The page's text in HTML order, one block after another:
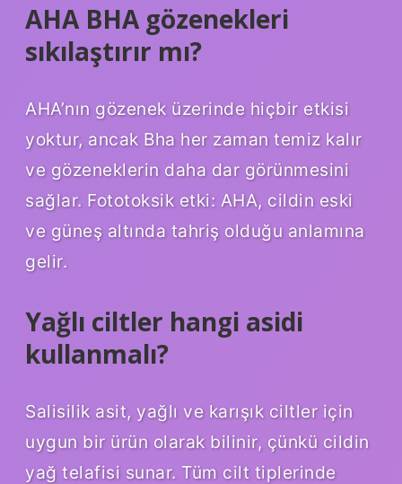
AHA BHA gözenekleri
sıkılaştırır mı?
AHA’nın gözenek üzerinde hiçbir etkisi
yoktur, ancak Bha her zaman temiz kalır
ve gözeneklerin daha dar görünmesini
sağlar. Fototoksik etki: AHA, cildin eski
ve güneş altında tahriş olduğu anlamına
gelir.
Yağlı ciltler hangi asidi
kullanmalı?
Salisilik asit, yağlı ve karışık ciltler için
uygun bir ürün olarak bilinir, çünkü cildin
yağ telafisi sunar. Tüm cilt tiplerinde